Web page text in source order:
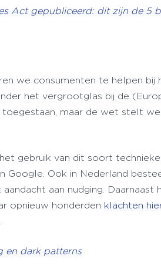
Act gepubliceerd: dit zijn de 5
we consumenten te helpen bij
het vergrootglas bij de
toegestaan, maar de wet stelt
gebruik van dit soort
Google. Ook in Nederland
aandacht aan nudging. Daarnaast
opnieuw honderden klachten
en dark patterns